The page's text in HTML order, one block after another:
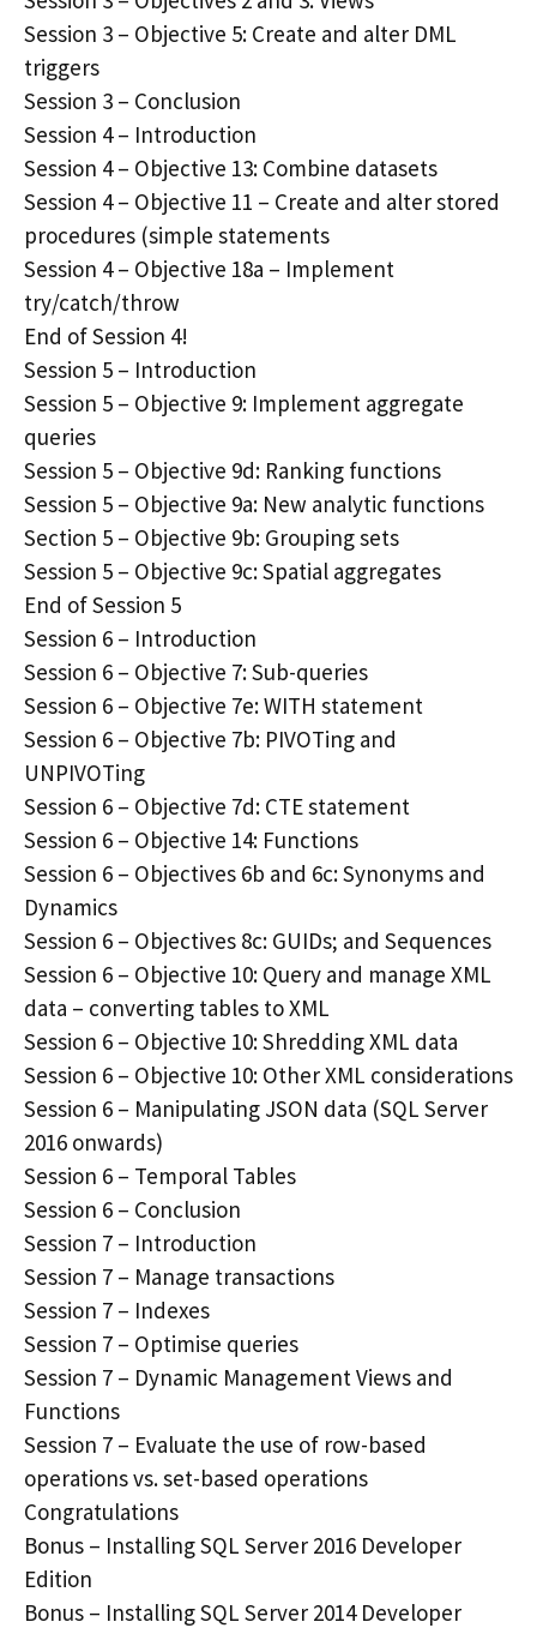
Session 3 – Objective 5: Create and alter DML
triggers
Session 3 – Conclusion
Session 4 – Introduction
Session 4 – Objective 13: Combine datasets
Session 4 – Objective 11 – Create and alter stored
procedures (simple statements
Session 4 – Objective 18a – Implement
try/catch/throw
End of Session 4!
Session 5 – Introduction
Session 5 – Objective 9: Implement aggregate
queries
Session 5 – Objective 9d: Ranking functions
Session 5 – Objective 9a: New analytic functions
Section 5 – Objective 9b: Grouping sets
Session 5 – Objective 9c: Spatial aggregates
End of Session 5
Session 6 – Introduction
Session 6 – Objective 7: Sub-queries
Session 6 – Objective 7e: WITH statement
Session 6 – Objective 7b: PIVOTing and
UNPIVOTing
Session 6 – Objective 7d: CTE statement
Session 6 – Objective 14: Functions
Session 6 – Objectives 6b and 6c: Synonyms and
Dynamics
Session 6 – Objectives 8c: GUIDs; and Sequences
Session 6 – Objective 10: Query and manage XML
data – converting tables to XML
Session 6 – Objective 10: Shredding XML data
Session 6 – Objective 10: Other XML considerations
Session 6 – Manipulating JSON data (SQL Server
2016 onwards)
Session 6 – Temporal Tables
Session 6 – Conclusion
Session 7 – Introduction
Session 7 – Manage transactions
Session 7 – Indexes
Session 7 – Optimise queries
Session 7 – Dynamic Management Views and
Functions
Session 7 – Evaluate the use of row-based
operations vs. set-based operations
Congratulations
Bonus – Installing SQL Server 2016 Developer
Edition
Bonus – Installing SQL Server 2014 Developer